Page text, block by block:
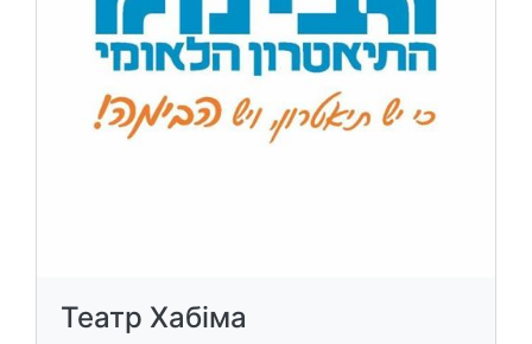
Театр Хабіма